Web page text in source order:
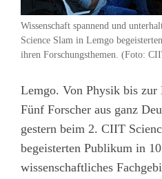
Wissenschaft spannend und
Science Slam in Lemgo
ihren Forschungsthemen. (Foto:
Lemgo. Von Physik bis zur
Fünf Forscher aus ganz
gestern beim 2. CIIT
begeisterten Publikum in
wissenschaftliches